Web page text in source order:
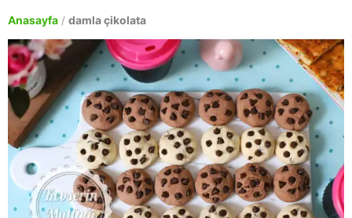
Anasayfa / damla çikolata